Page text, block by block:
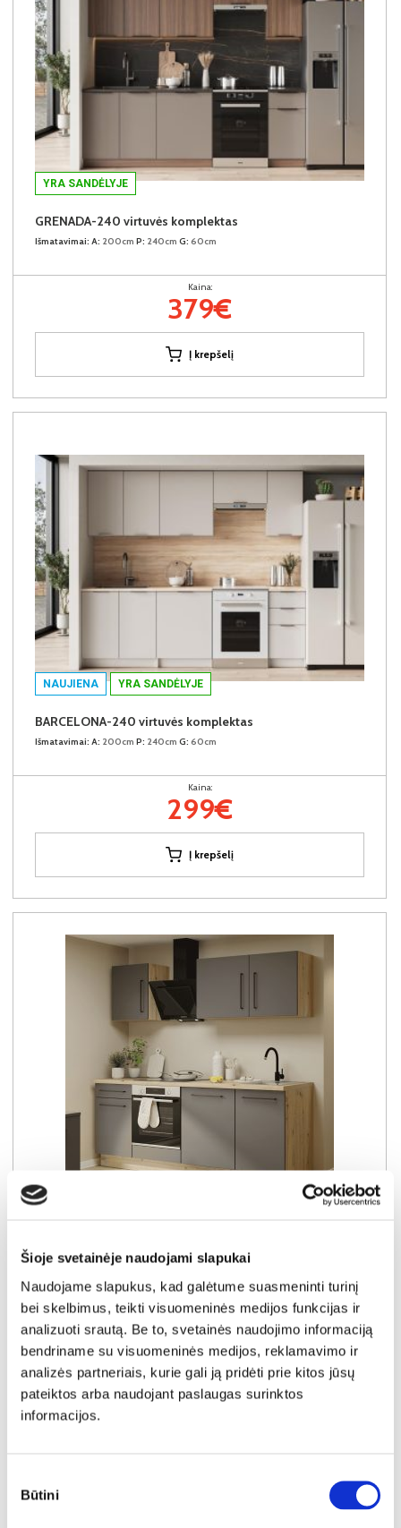
Šioje svetainėje naudojami slapukai
Naudojame slapukus, kad galėtume suasmeninti turinį
bei skelbimus, teikti visuomeninės medijos funkcijas ir
analizuoti srautą. Be to, svetainės naudojimo informaciją
bendriname su visuomeninės medijos, reklamavimo ir
analizės partneriais, kurie gali ją pridėti prie kitos jūsų
pateiktos arba naudojant paslaugas surinktos
informacijos.
pasirinkimas
Būtini
YRA SANDĖLYJE
GRENADA-240 virtuvės komplektas
Išmatavimai: A: 200cm P: 240cm G: 60cm
Kaina:
379€
Į krepšelį
NAUJIENA YRA SANDĖLYJE
BARCELONA-240 virtuvės komplektas
Išmatavimai: A: 200cm P: 240cm G: 60cm
Kaina:
299€
Į krepšelį
YRA SANDĖLYJE
Kaina:
369€
Į krepšelį